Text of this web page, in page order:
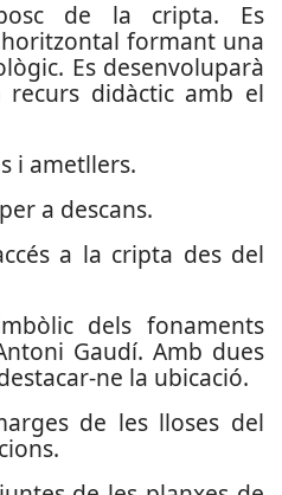
de la cripta. Es
formant una
Es desenvoluparà
didàctic amb el
i ametllers.
a descans.
a la cripta des del
dels fonaments
Gaudí. Amb dues
ne la ubicació.
de les lloses del